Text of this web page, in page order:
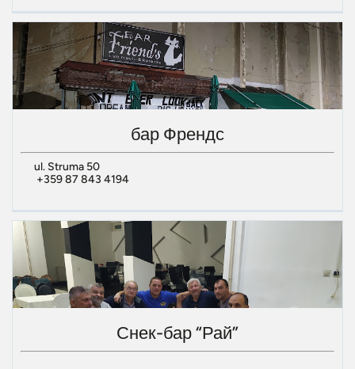
бар Френдс
ul. Struma 50
+359 87 843 4194
Снек-бар “Рай”